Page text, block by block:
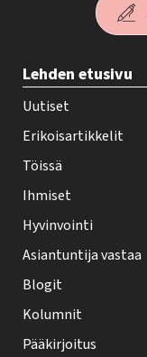
e
h
y
-
e
h
t
i
f
o
Lehden etusivu
Uutiset
Erikoisartikkelit
Töissä
Ihmiset
Hyvinvointi
Asiantuntija vastaa
Blogit
Kolumnit
Pääkirjoitus